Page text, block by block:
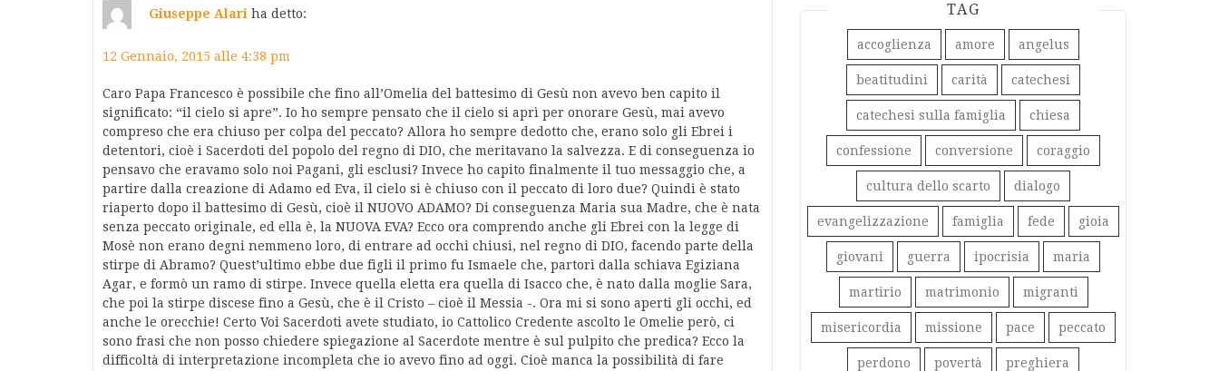
Giuseppe Alari ha detto:
12 Gennaio, 2015 alle 4:38 pm
Caro Papa Francesco è possibile che fino all’Omelia del battesimo di Gesù non avevo ben capito il
significato: “il cielo si apre”. Io ho sempre pensato che il cielo si aprì per onorare Gesù, mai avevo
compreso che era chiuso per colpa del peccato? Allora ho sempre dedotto che, erano solo gli Ebrei i
detentori, cioè i Sacerdoti del popolo del regno di DIO, che meritavano la salvezza. E di conseguenza io
pensavo che eravamo solo noi Pagani, gli esclusi? Invece ho capito finalmente il tuo messaggio che, a
partire dalla creazione di Adamo ed Eva, il cielo si è chiuso con il peccato di loro due? Quindi è stato
riaperto dopo il battesimo di Gesù, cioè il NUOVO ADAMO? Di conseguenza Maria sua Madre, che è nata
senza peccato originale, ed ella è, la NUOVA EVA? Ecco ora comprendo anche gli Ebrei con la legge di
Mosè non erano degni nemmeno loro, di entrare ad occhi chiusi, nel regno di DIO, facendo parte della
stirpe di Abramo? Quest’ultimo ebbe due figli il primo fu Ismaele che, partorì dalla schiava Egiziana
Agar, e formò un ramo di stirpe. Invece quella eletta era quella di Isacco che, è nato dalla moglie Sara,
che poi la stirpe discese fino a Gesù, che è il Cristo – cioè il Messia -. Ora mi si sono aperti gli occhi, ed
anche le orecchie! Certo Voi Sacerdoti avete studiato, io Cattolico Credente ascolto le Omelie però, ci
sono frasi che non posso chiedere spiegazione al Sacerdote mentre è sul pulpito che predica? Ecco la
difficoltà di interpretazione incompleta che io avevo fino ad oggi. Cioè manca la possibilità di fare
TAG
accoglienza amore angelus
beatitudini carità catechesi
catechesi sulla famiglia chiesa
confessione conversione coraggio
cultura dello scarto dialogo
evangelizzazione famiglia fede gioia
giovani guerra ipocrisia maria
martirio matrimonio migranti
misericordia missione pace peccato
perdono povertà preghiera